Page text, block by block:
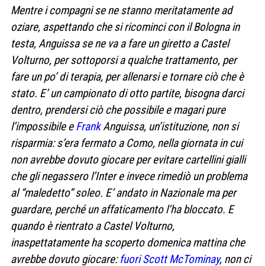
Mentre i compagni se ne stanno meritatamente ad
oziare, aspettando che si ricominci con il Bologna in
testa, Anguissa se ne va a fare un giretto a Castel
Volturno, per sottoporsi a qualche trattamento, per
fare un po’ di terapia, per allenarsi e tornare ciò che è
stato. E’ un campionato di otto partite, bisogna darci
dentro, prendersi ciò che possibile e magari pure
l’impossibile eFrankAnguissa, un’istituzione, non si
risparmia: s’era fermato a Como, nella giornata in cui
non avrebbe dovuto giocare per evitare cartellini gialli
che gli negassero l’Inter e invece rimediò un problema
al “maledetto” soleo. E’ andato in Nazionale ma per
guardare, perché un affaticamento l’ha bloccato. E
quando è rientrato a Castel Volturno,
inaspettatamente ha scoperto domenica mattina che
avrebbe dovuto giocare:fuori Scott McTominay, non ci